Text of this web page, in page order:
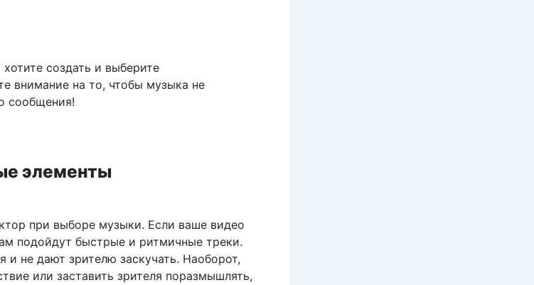
создать и выберите
внимание на то, чтобы музыка не
сообщения!
элементы
при выборе музыки. Если ваше видео
подойдут быстрые и ритмичные треки.
не дают зрителю заскучать. Наоборот,
или заставить зрителя поразмышлять,